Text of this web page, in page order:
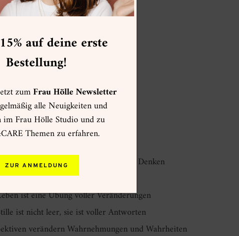
not an echo
für Schritt
happiness a habit
go into it grow into it
focus goes energy flows
changes everything
entsteht durch Machen nicht durch Denken
folgt der Aufmerksamkeit
ist eine Übung voller Veränderungen
ist nicht leer, sie ist voller Antworten
verändern Wahrnehmungen und Wahrheiten
auf deine erste
Bestellung!
zumFrau Hölle Newsletter
alle Neuigkeiten und
Frau Hölle Studio und zu
Themen zu erfahren.
ZUR ANMELDUNG